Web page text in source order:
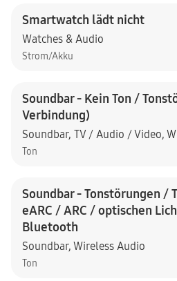
Smartwatch lädt nicht
Watches & Audio
Strom/Akku
Soundbar - Kein Ton /
Verbindung)
Soundbar, TV / Audio / Video,
Ton
Soundbar - Tonstörungen /
eARC / ARC / optischen
Bluetooth
Soundbar, Wireless Audio
Ton